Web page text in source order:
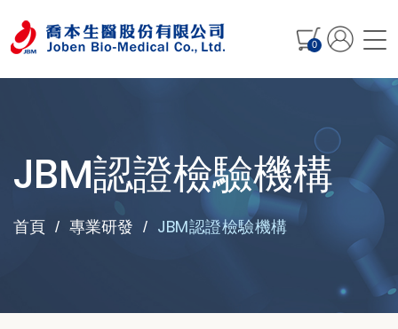
0
JBM認證檢驗機構
首頁 專業研發 JBM認證檢驗機構